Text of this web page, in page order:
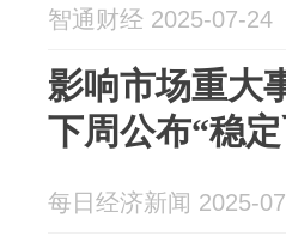
智通财经 2025-07-24
影响市场重大
下周公布“稳
每日经济新闻 2025-